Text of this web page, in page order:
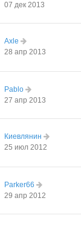
07 дек 2013
Axle
28 апр 2013
Pablo
27 апр 2013
Киевлянин
25 июл 2012
Parker66
29 апр 2012